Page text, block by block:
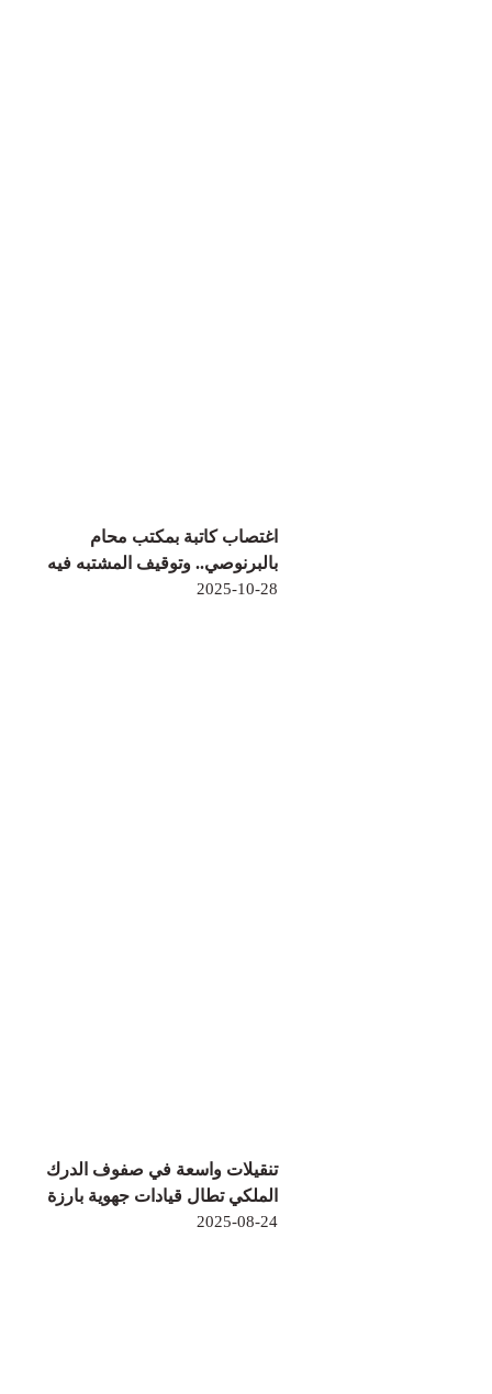
اغتصاب كاتبة بمكتب محام
بالبرنوصي.. وتوقيف المشتبه فيه
2025-10-28
تنقيلات واسعة في صفوف الدرك
الملكي تطال قيادات جهوية بارزة
2025-08-24